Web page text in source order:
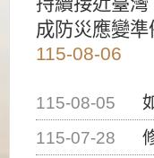
成防災應變準
115-08-06
115-08-05
115-07-28
修